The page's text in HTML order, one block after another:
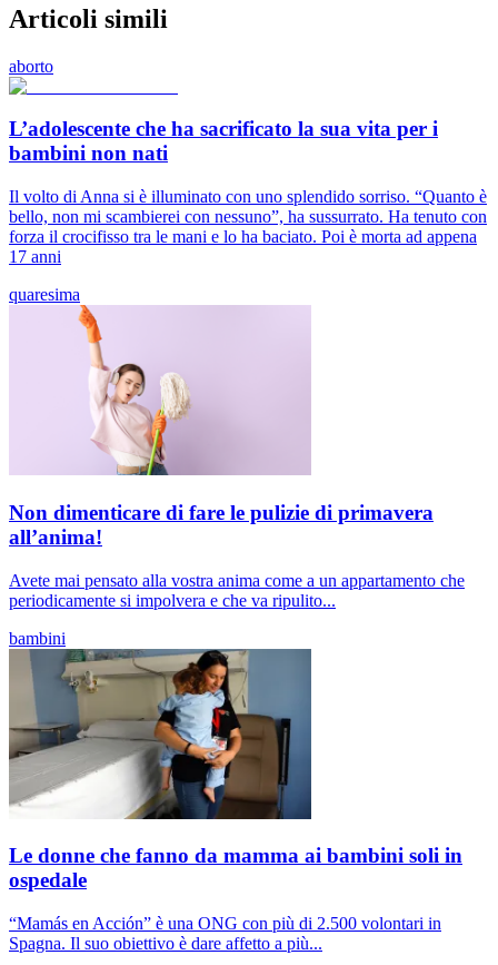
Articoli simili
aborto
L’adolescente che ha sacrificato la sua vita per i
bambini non nati
Il volto di Anna si è illuminato con uno splendido sorriso. “Quanto è
bello, non mi scambierei con nessuno”, ha sussurrato. Ha tenuto con
forza il crocifisso tra le mani e lo ha baciato. Poi è morta ad appena
17 anni
quaresima
Non dimenticare di fare le pulizie di primavera
all’anima!
Avete mai pensato alla vostra anima come a un appartamento che
periodicamente si impolvera e che va ripulito...
bambini
Le donne che fanno da mamma ai bambini soli in
ospedale
“Mamás en Acción” è una ONG con più di 2.500 volontari in
Spagna. Il suo obiettivo è dare affetto a più...